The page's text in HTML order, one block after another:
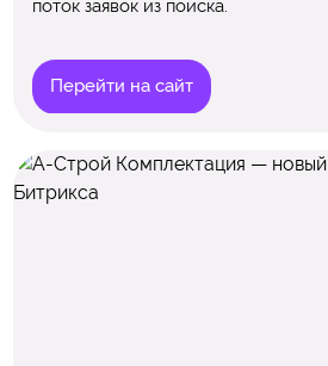
поток заявок из поиска.
Перейти на сайт